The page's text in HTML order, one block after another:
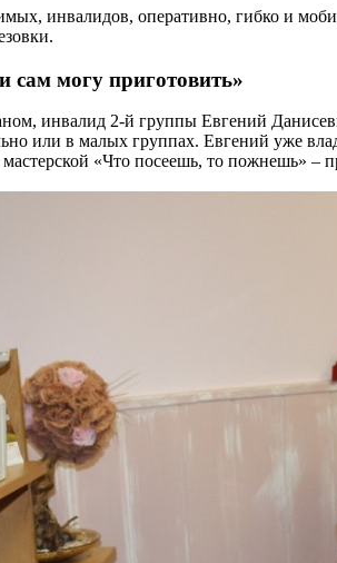
инвалидов, оперативно, гибко и
сам могу приготовить»
инвалид 2-й группы Евгений
или в малых группах. Евгений уже
«Что посеешь, то пожнешь» –